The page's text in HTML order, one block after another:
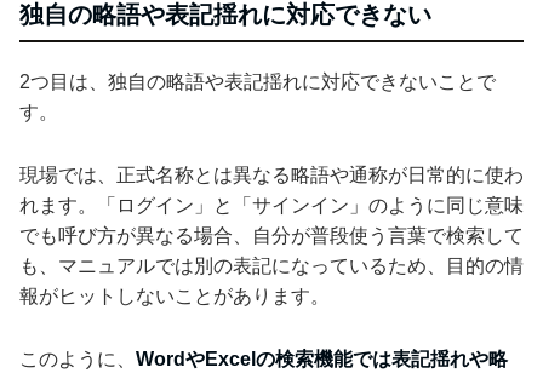
独自の略語や表記揺れに対応できない
2つ目は、独自の略語や表記揺れに対応できないことで
す。
現場では、正式名称とは異なる略語や通称が日常的に使わ
れます。「ログイン」と「サインイン」のように同じ意味
でも呼び方が異なる場合、自分が普段使う言葉で検索して
も、マニュアルでは別の表記になっているため、目的の情
報がヒットしないことがあります。
このように、 WordやExcelの検索機能では表記揺れや略